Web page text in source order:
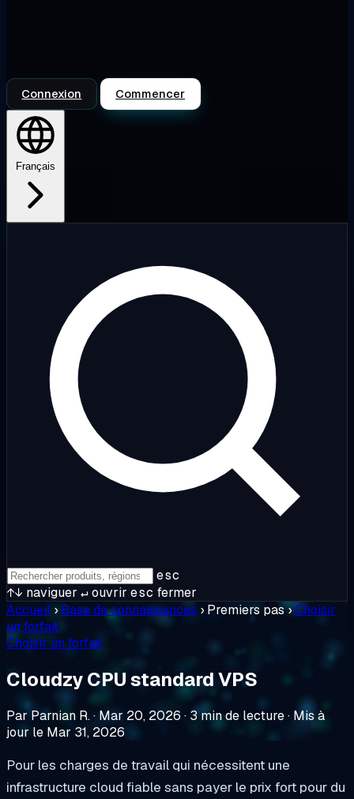
Connexion Commencer
Français
esc
↑↓ naviguer ↵ouvrir esc fermer
Accueil › Base de connaissances › Premiers pas›Choisir
un forfait
Choisir un forfait
Cloudzy CPU standard VPS
Par Parnian R.· Mar 20, 2026 · 3 min de lecture· Mis à
jour le Mar 31, 2026
Pour les charges de travail qui nécessitent une
infrastructure cloud fiable sans payer le prix fort pour du